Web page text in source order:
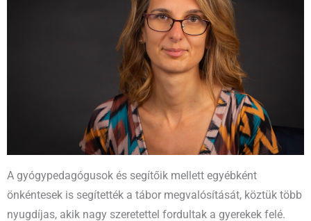
A gyógypedagógusok és segítőik mellett egyébként
önkéntesek is segítették a tábor megvalósítását, köztük több
nyugdíjas, akik nagy szeretettel fordultak a gyerekek felé.